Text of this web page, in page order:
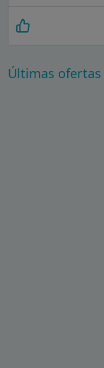
Últimas